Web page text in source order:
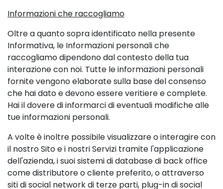
Informazioni che raccogliamo
Oltre a quanto sopra identificato nella presente
Informativa, le Informazioni personali che
raccogliamo dipendono dal contesto della tua
interazione con noi. Tutte le informazioni personali
fornite vengono elaborate sulla base del consenso
che hai dato e devono essere veritiere e complete.
Hai il dovere di informarci di eventuali modifiche alle
tue informazioni personali.
A volte è inoltre possibile visualizzare o interagire con
il nostro Sito e i nostri Servizi tramite l'applicazione
dell'azienda, i suoi sistemi di database di back office
come distributore o cliente preferito, o attraverso
siti di social network di terze parti, plug-in di social